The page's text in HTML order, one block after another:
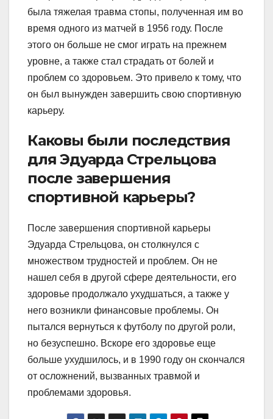
была тяжелая травма стопы, полученная им во
время одного из матчей в 1956 году. После
этого он больше не смог играть на прежнем
уровне, а также стал страдать от болей и
проблем со здоровьем. Это привело к тому, что
он был вынужден завершить свою спортивную
карьеру.
Каковы были последствия
для Эдуарда Стрельцова
после завершения
спортивной карьеры?
После завершения спортивной карьеры
Эдуарда Стрельцова, он столкнулся с
множеством трудностей и проблем. Он не
нашел себя в другой сфере деятельности, его
здоровье продолжало ухудшаться, а также у
него возникли финансовые проблемы. Он
пытался вернуться к футболу по другой роли,
но безуспешно. Вскоре его здоровье еще
больше ухудшилось, и в 1990 году он скончался
от осложнений, вызванных травмой и
проблемами здоровья.